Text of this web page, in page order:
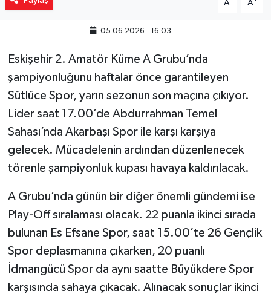
A A
05.06.2026 - 16:03
Eskişehir 2. Amatör Küme A Grubu’nda
şampiyonluğunu haftalar önce garantileyen
Sütlüce Spor, yarın sezonun son maçına çıkıyor.
Lider saat 17.00’de Abdurrahman Temel
Sahası’nda Akarbaşı Spor ile karşı karşıya
gelecek. Mücadelenin ardından düzenlenecek
törenle şampiyonluk kupası havaya kaldırılacak.
A Grubu’nda günün bir diğer önemli gündemi ise
Play-Off sıralaması olacak. 22 puanla ikinci sırada
bulunan Es Efsane Spor, saat 15.00’te 26 Gençlik
Spor deplasmanına çıkarken, 20 puanlı
İdmangücü Spor da aynı saatte Büyükdere Spor
karşısında sahaya çıkacak. Alınacak sonuçlar ikinci